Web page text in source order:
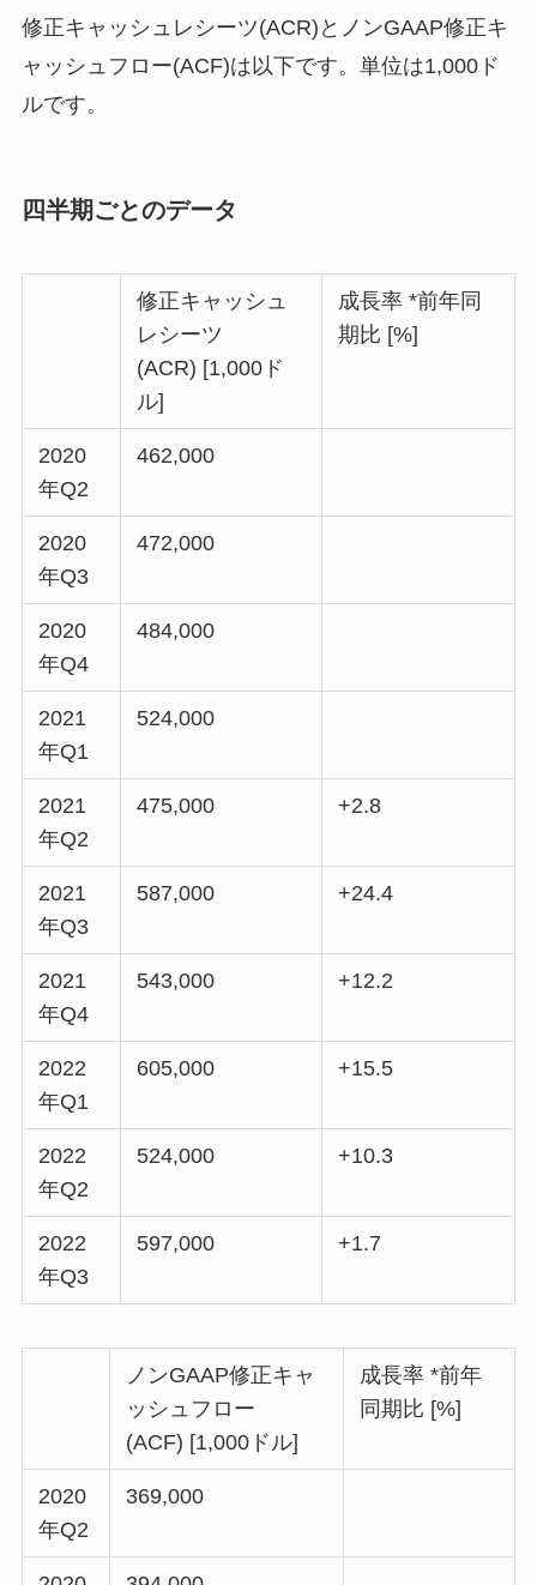
修正キャッシュレシーツ(ACR)とノンGAAP修正キ
ャッシュフロー(ACF)は以下です。単位は1,000ド
ルです。
四半期ごとのデータ
修正キャッシュ
レシーツ
(ACR) [1,000ド
ル]
成長率 *前年同
期比 [%]
2020
年Q2
462,000
2020
年Q3
472,000
2020
年Q4
484,000
2021
年Q1
524,000
2021
年Q2
475,000 +2.8
2021
年Q3
587,000 +24.4
2021
年Q4
543,000 +12.2
2022
年Q1
605,000 +15.5
2022
年Q2
524,000 +10.3
2022
年Q3
597,000 +1.7
ノンGAAP修正キャ
ッシュフロー
(ACF) [1,000ドル]
成長率 *前年
同期比 [%]
2020
年Q2
369,000